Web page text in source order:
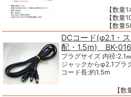
【数量
【数量
【数量
DCコード(φ2.1・
配・1.5m) BK-
プラグサイズ 内径:2.1
ジャックからφ2.1プラ
コード長:約1.5m
【